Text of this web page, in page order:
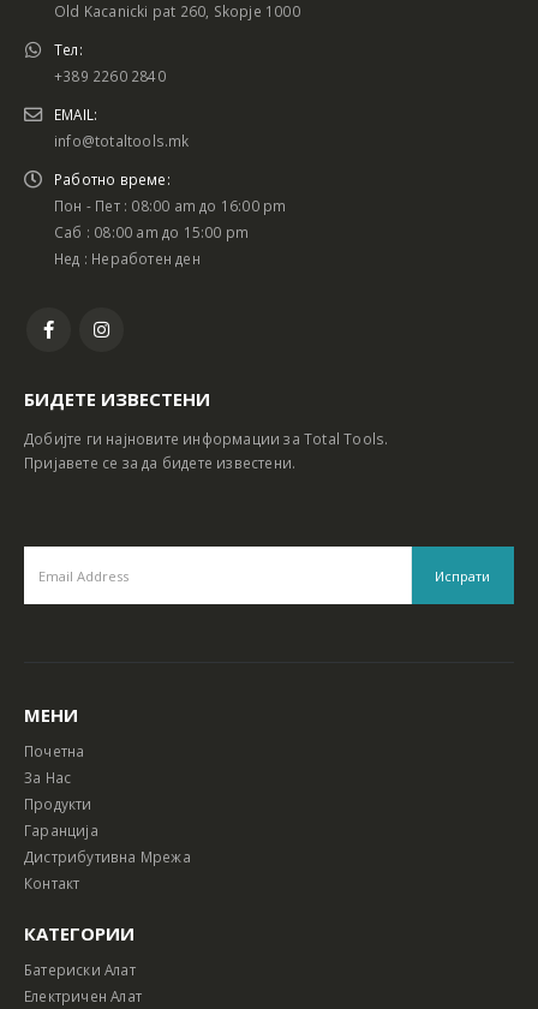
Old Kacanicki pat 260, Skopje 1000
Тел:
+389 2260 2840
EMAIL:
info@totaltools.mk
Работно време:
Пон - Пет : 08:00 am до 16:00 pm
Саб : 08:00 am до 15:00 pm
Нед : Неработен ден
БИДЕТЕ ИЗВЕСТЕНИ
Добијте ги најновите информации за Total Tools.
Пријавете се за да бидете известени.
МЕНИ
Почетна
За Нас
Продукти
Гаранција
Дистрибутивна Мрежа
Контакт
КАТЕГОРИИ
Батериски Алат
Електричен Алат